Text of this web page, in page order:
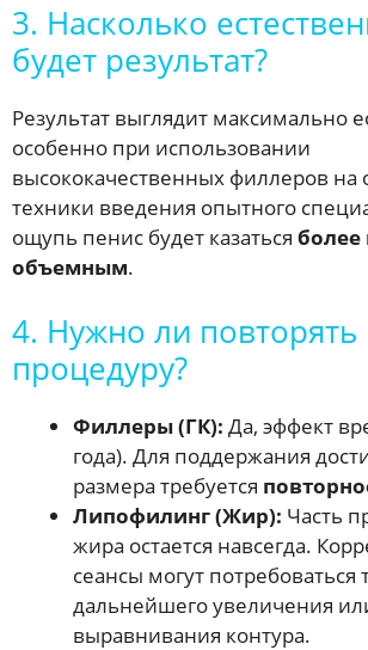
3. Насколько
будет результат?
Результат выглядит максимально
особенно при использовании
высококачественных филлеров на
техники введения опытного
ощупь пенис будет казаться
объемным.
4. Нужно ли повторять
процедуру?
Филлеры (ГК): Да, эффект
года). Для поддержания
размера требуется
Липофилинг (Жир): Часть
жира остается навсегда.
сеансы могут потребоваться
дальнейшего увеличения
выравнивания контура.